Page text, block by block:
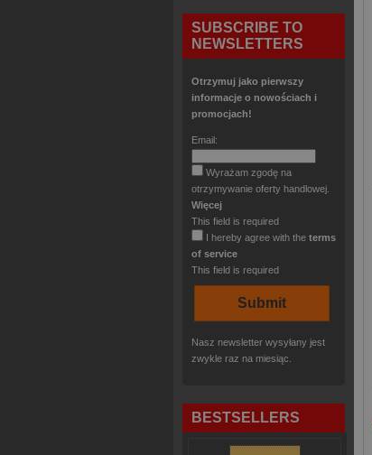
SUBSCRIBE TO
NEWSLETTERS
Otrzymuj jako pierwszy
informacje o nowościach i
promocjach!
Email:
Wyrażam zgodę na
otrzymywanie oferty handlowej.
Więcej
This field is required
I hereby agree with the terms
of service
This field is required
Nasz newsletter wysyłany jest
zwykle raz na miesiąc.
BESTSELLERS